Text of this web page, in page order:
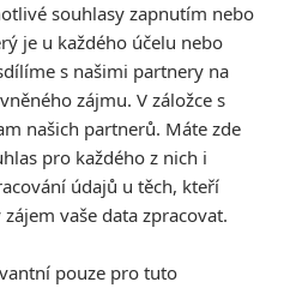
ženy:
, 07.12.2011 01:30
souhlasy zapnutím nebo
je u každého účelu nebo
s našimi partnery na
zájmu. V záložce s
našich partnerů. Máte zde
pro každého z nich i
údajů u těch, kteří
vaše data zpracovat.
pouze pro tuto